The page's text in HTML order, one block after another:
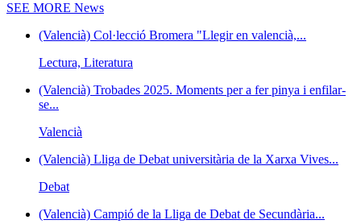
SEE MORE News
(Valencià) Col·lecció Bromera "Llegir en valencià,...
Lectura, Literatura
(Valencià) Trobades 2025. Moments per a fer pinya i enfilar-
se...
Valencià
(Valencià) Lliga de Debat universitària de la Xarxa Vives...
Debat
(Valencià) Campió de la Lliga de Debat de Secundària...